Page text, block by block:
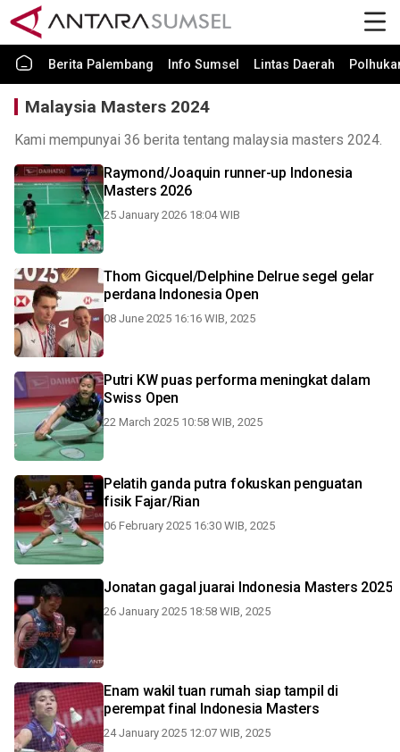
Berita Palembang Info Sumsel Lintas Daerah
Malaysia Masters 2024
Kami mempunyai 36 berita tentang malaysia masters 2024.
Raymond/Joaquin runner-up Indonesia
Masters 2026
25 January 2026 18:04 WIB
Thom Gicquel/Delphine Delrue segel gelar
perdana Indonesia Open
08 June 2025 16:16 WIB, 2025
Putri KW puas performa meningkat dalam
Swiss Open
22 March 2025 10:58 WIB, 2025
Pelatih ganda putra fokuskan penguatan
fisik Fajar/Rian
06 February 2025 16:30 WIB, 2025
Jonatan gagal juarai Indonesia Masters 2025
26 January 2025 18:58 WIB, 2025
Enam wakil tuan rumah siap tampil di
perempat final Indonesia Masters
24 January 2025 12:07 WIB, 2025